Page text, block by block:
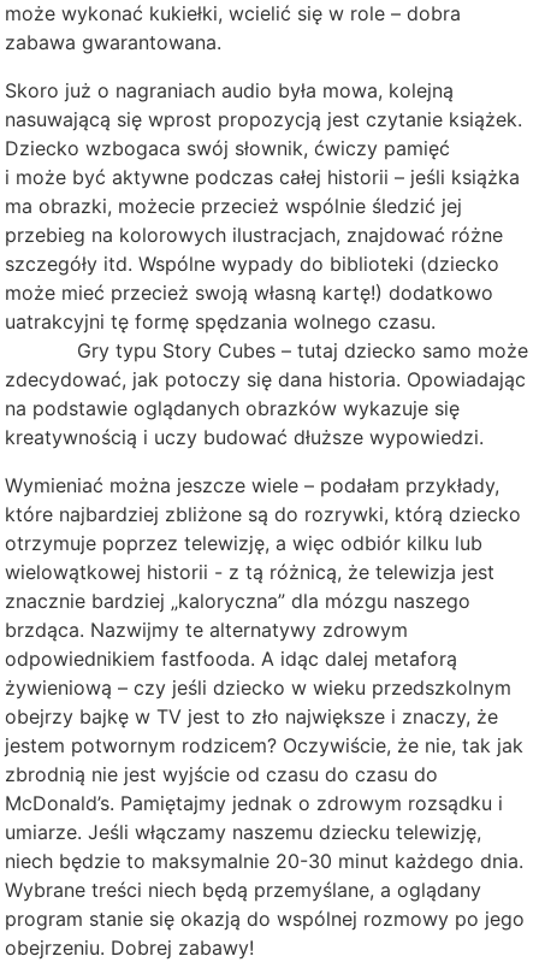
może wykonać kukiełki, wcielić się w role – dobra
zabawa gwarantowana.
Skoro już o nagraniach audio była mowa, kolejną
nasuwającą się wprost propozycją jest czytanie książek.
Dziecko wzbogaca swój słownik, ćwiczy pamięć
i może być aktywne podczas całej historii – jeśli książka
ma obrazki, możecie przecież wspólnie śledzić jej
przebieg na kolorowych ilustracjach, znajdować różne
szczegóły itd. Wspólne wypady do biblioteki (dziecko
może mieć przecież swoją własną kartę!) dodatkowo
uatrakcyjni tę formę spędzania wolnego czasu.
Gry typu Story Cubes – tutaj dziecko samo może
zdecydować, jak potoczy się dana historia. Opowiadając
na podstawie oglądanych obrazków wykazuje się
kreatywnością i uczy budować dłuższe wypowiedzi.
Wymieniać można jeszcze wiele – podałam przykłady,
które najbardziej zbliżone są do rozrywki, którą dziecko
otrzymuje poprzez telewizję, a więc odbiór kilku lub
wielowątkowej historii - z tą różnicą, że telewizja jest
znacznie bardziej „kaloryczna” dla mózgu naszego
brzdąca. Nazwijmy te alternatywy zdrowym
odpowiednikiem fastfooda. A idąc dalej metaforą
żywieniową – czy jeśli dziecko w wieku przedszkolnym
obejrzy bajkę w TV jest to zło największe i znaczy, że
jestem potwornym rodzicem? Oczywiście, że nie, tak jak
zbrodnią nie jest wyjście od czasu do czasu do
McDonald’s. Pamiętajmy jednak o zdrowym rozsądku i
umiarze. Jeśli włączamy naszemu dziecku telewizję,
niech będzie to maksymalnie 20-30 minut każdego dnia.
Wybrane treści niech będą przemyślane, a oglądany
program stanie się okazją do wspólnej rozmowy po jego
obejrzeniu. Dobrej zabawy!